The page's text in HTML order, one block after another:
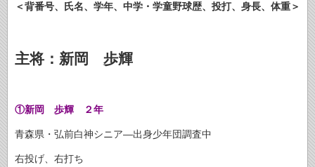
＜背番号、氏名、学年、中学・学童野球歴、投打、身長、体重＞
主将： 新岡 歩輝
①新岡 歩輝 ２年
青森県・弘前白神シニア—出身少年団調査中
右投げ、右打ち